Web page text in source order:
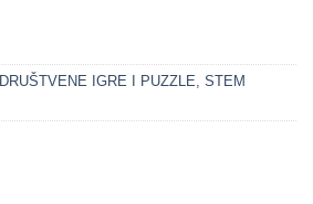
DRUŠTVENE IGRE I PUZZLE, STEM